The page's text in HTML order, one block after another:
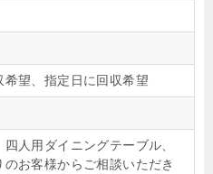
望、指定日に回収希望
人用ダイニングテーブル、
お客様からご相談いただき